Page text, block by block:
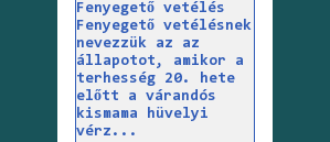
Fenyegető vetélés
Fenyegető vetélésnek
nevezzük az az
állapotot, amikor a
terhesség 20. hete
előtt a várandós
kismama hüvelyi
vérz...